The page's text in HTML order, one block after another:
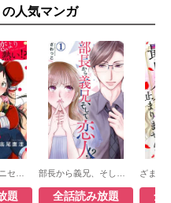
の人気マンガ
題 全話読み放題 全